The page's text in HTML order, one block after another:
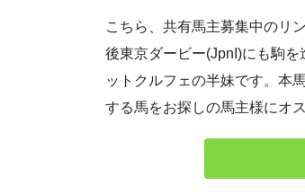
こちら、共有馬主募集中のリ
後東京ダービー(JpnI)にも駒
ットクルフェの半妹です。本
する馬をお探しの馬主様にオ